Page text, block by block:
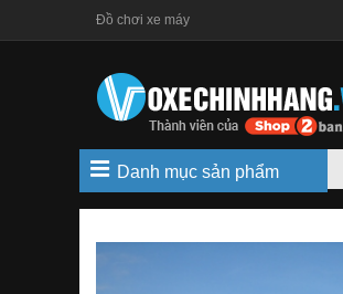
Đồ chơi xe máy
Danh mục sản phẩm